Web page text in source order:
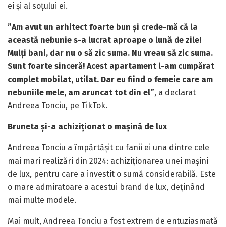
ei și al soțului ei.
”Am avut un arhitect foarte bun și crede-mă că la
această nebunie s-a lucrat aproape o lună de zile!
Mulți bani, dar nu o să zic suma. Nu vreau să zic suma.
Sunt foarte sinceră! Acest apartament l-am cumpărat
complet mobilat, utilat. Dar eu fiind o femeie care am
nebuniile mele, am aruncat tot din el”, a declarat
Andreea Tonciu, pe TikTok.
Bruneta și-a achiziționat o mașină de lux
Andreea Tonciu a împărtășit cu fanii ei una dintre cele
mai mari realizări din 2024: achiziționarea unei mașini
de lux, pentru care a investit o sumă considerabilă. Este
o mare admiratoare a acestui brand de lux, deținând
mai multe modele.
Mai mult, Andreea Tonciu a fost extrem de entuziasmată